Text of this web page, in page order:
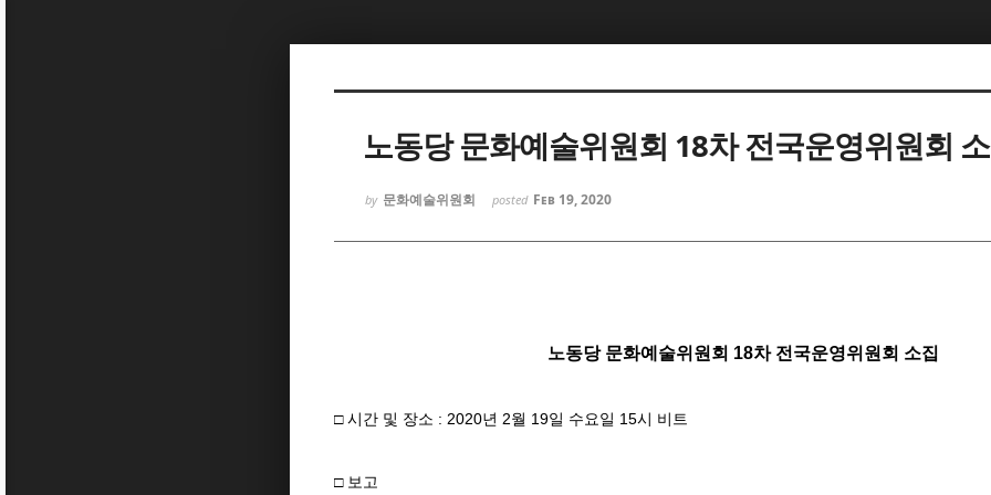
노동당 문화예술위원회 18차 전국운영위원회
by 문화예술위원회 posted Feb 19, 2020
노동당 문화예술위원회 18차 전국운영위원회 소집
□ 시간 및 장소 : 2020년 2월 19일 수요일 15시 비트
□ 보고
Sketchbook5, 스케치북5
Sketchbook5, 스케치북5